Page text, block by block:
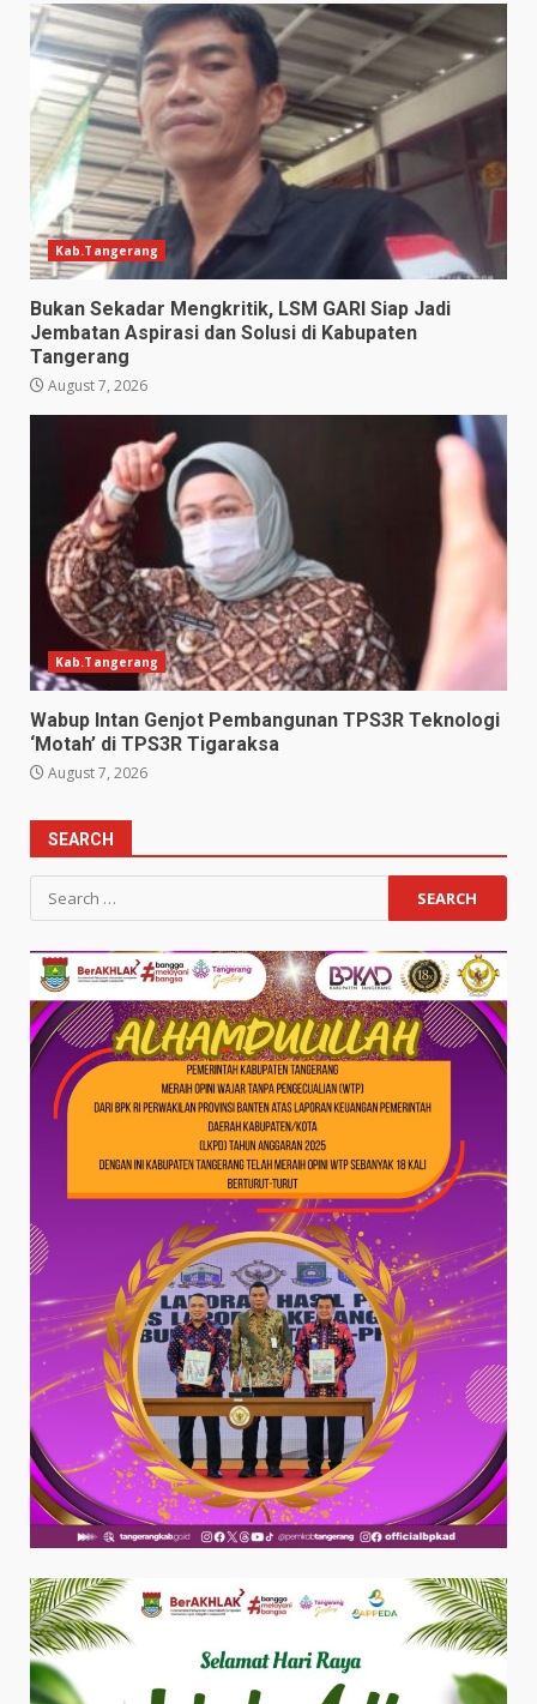
Kab.Tangerang
Bukan Sekadar Mengkritik, LSM GARI Siap Jadi
Jembatan Aspirasi dan Solusi di Kabupaten
Tangerang
August 7, 2026
Kab.Tangerang
Wabup Intan Genjot Pembangunan TPS3R Teknologi
‘Motah’ di TPS3R Tigaraksa
August 7, 2026
SEARCH
Search
for: